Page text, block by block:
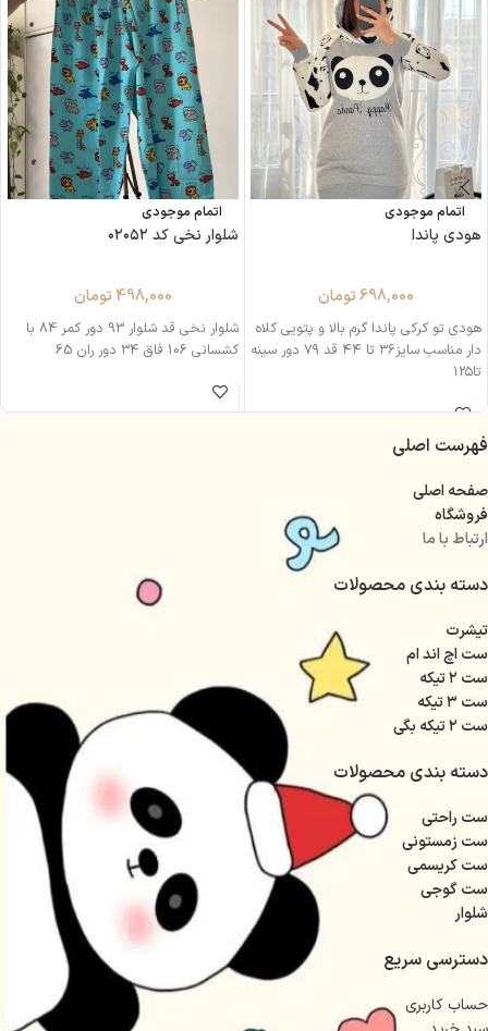
اتمام موجودی
هودی پاندا
698,000تومان
هودی تو کرکی پاندا گرم بالا و پتویی کلاه
دار مناسب سایز۳۶ تا ۴۴ قد ۷۹ دور سینه
تا۱۲۵
اتمام موجودی
شلوار نخی کد ۰۲۰۵۲
498,000 تومان
شلوار نخی قد شلوار 93 دور کمر 84 با
کشسانی 106 فاق 34 دور ران 65
فهرست اصلی
صفحه اصلی
فروشگاه
ارتباط با ما
دسته بندی محصولات
تیشرت
ست اچ اند ام
ست ۲ تیکه
ست ۳ تیکه
ست ۲ تیکه بگی
دسته بندی محصولات
ست راحتی
ست زمستونی
ست کریسمی
ست گوجی
شلوار
دسترسی سریع
حساب کاربری